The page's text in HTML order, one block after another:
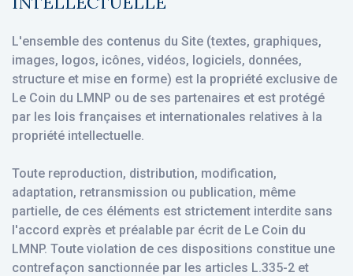
L'ensemble des contenus du Site (textes, graphiques,
images, logos, icônes, vidéos, logiciels, données,
structure et mise en forme) est la propriété exclusive de
Le Coin du LMNP ou de ses partenaires et est protégé
par les lois françaises et internationales relatives à la
propriété intellectuelle.
Toute reproduction, distribution, modification,
adaptation, retransmission ou publication, même
partielle, de ces éléments est strictement interdite sans
l'accord exprès et préalable par écrit de Le Coin du
LMNP. Toute violation de ces dispositions constitue une
contrefaçon sanctionnée par les articles L.335-2 et